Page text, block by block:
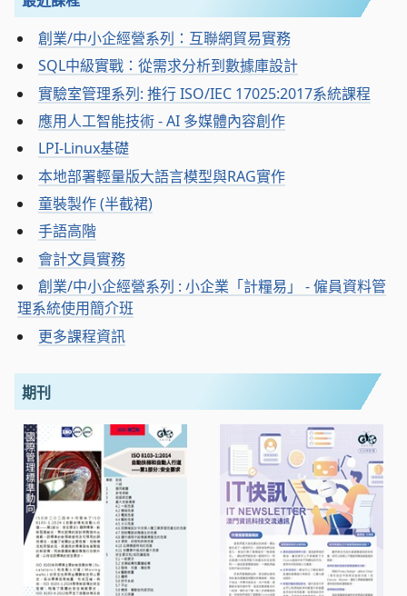
創業/中小企經營系列：互聯網貿易實務
SQL中級實戰：從需求分析到數據庫設計
實驗室管理系列: 推行 ISO/IEC 17025:2017系統課程
應用人工智能技術 - AI 多媒體內容創作
LPI-Linux基礎
本地部署輕量版大語言模型與RAG實作
童裝製作 (半截裙)
手語高階
會計文員實務
創業/中小企經營系列 : 小企業「計糧易」 - 僱員資料管
理系統使用簡介班
更多課程資訊
期刊